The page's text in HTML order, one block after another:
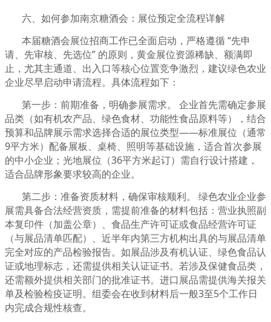
六、如何参加南京糖酒会：展位预定全流程详解
本届糖酒会展位招商工作已全面启动，严格遵循 “先申
请、先审核、先选位” 的原则，黄金展位资源稀缺、额满即
止，尤其主通道、出入口等核心位置竞争激烈，建议绿色农业
企业尽早启动申请流程。具体流程如下：
第一步：前期准备，明确参展需求。 企业首先需确定参展
品类（如有机农产品、绿色食材、功能性食品原料等），结合
预算和品牌展示需求选择合适的展位类型——标准展位（通常
9平方米）配备展板、桌椅、照明等基础设施，适合首次参展
的中小企业；光地展位（36平方米起订）需自行设计搭建，
适合品牌形象要求较高的企业。
第二步：准备资质材料，确保审核顺利。 绿色农业企业参
展需具备合法经营资质，需提前准备的材料包括：营业执照副
本复印件（加盖公章）、食品生产许可证或食品经营许可证
（与展品清单匹配）、近半年内第三方机构出具的与展品清单
完全对应的产品检验报告。如展品涉及有机认证、绿色食品认
证或地理标志，还需提供相关认证证书。若涉及保健食品类，
还需额外提供相关部门的批准证书。进口展品需提供海关报关
单及检验检疫证明。组委会在收到材料后一般3至5个工作日
内完成合规性核查。